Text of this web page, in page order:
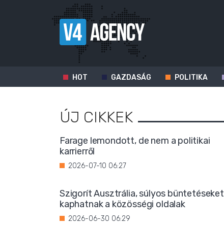
HOT GAZDASÁG POLITIKA
ÚJ CIKKEK
Farage lemondott, de nem a politikai
karrierről
2026-07-10 06:27
Szigorít Ausztrália, súlyos büntetéseket
kaphatnak a közösségi oldalak
2026-06-30 06:29